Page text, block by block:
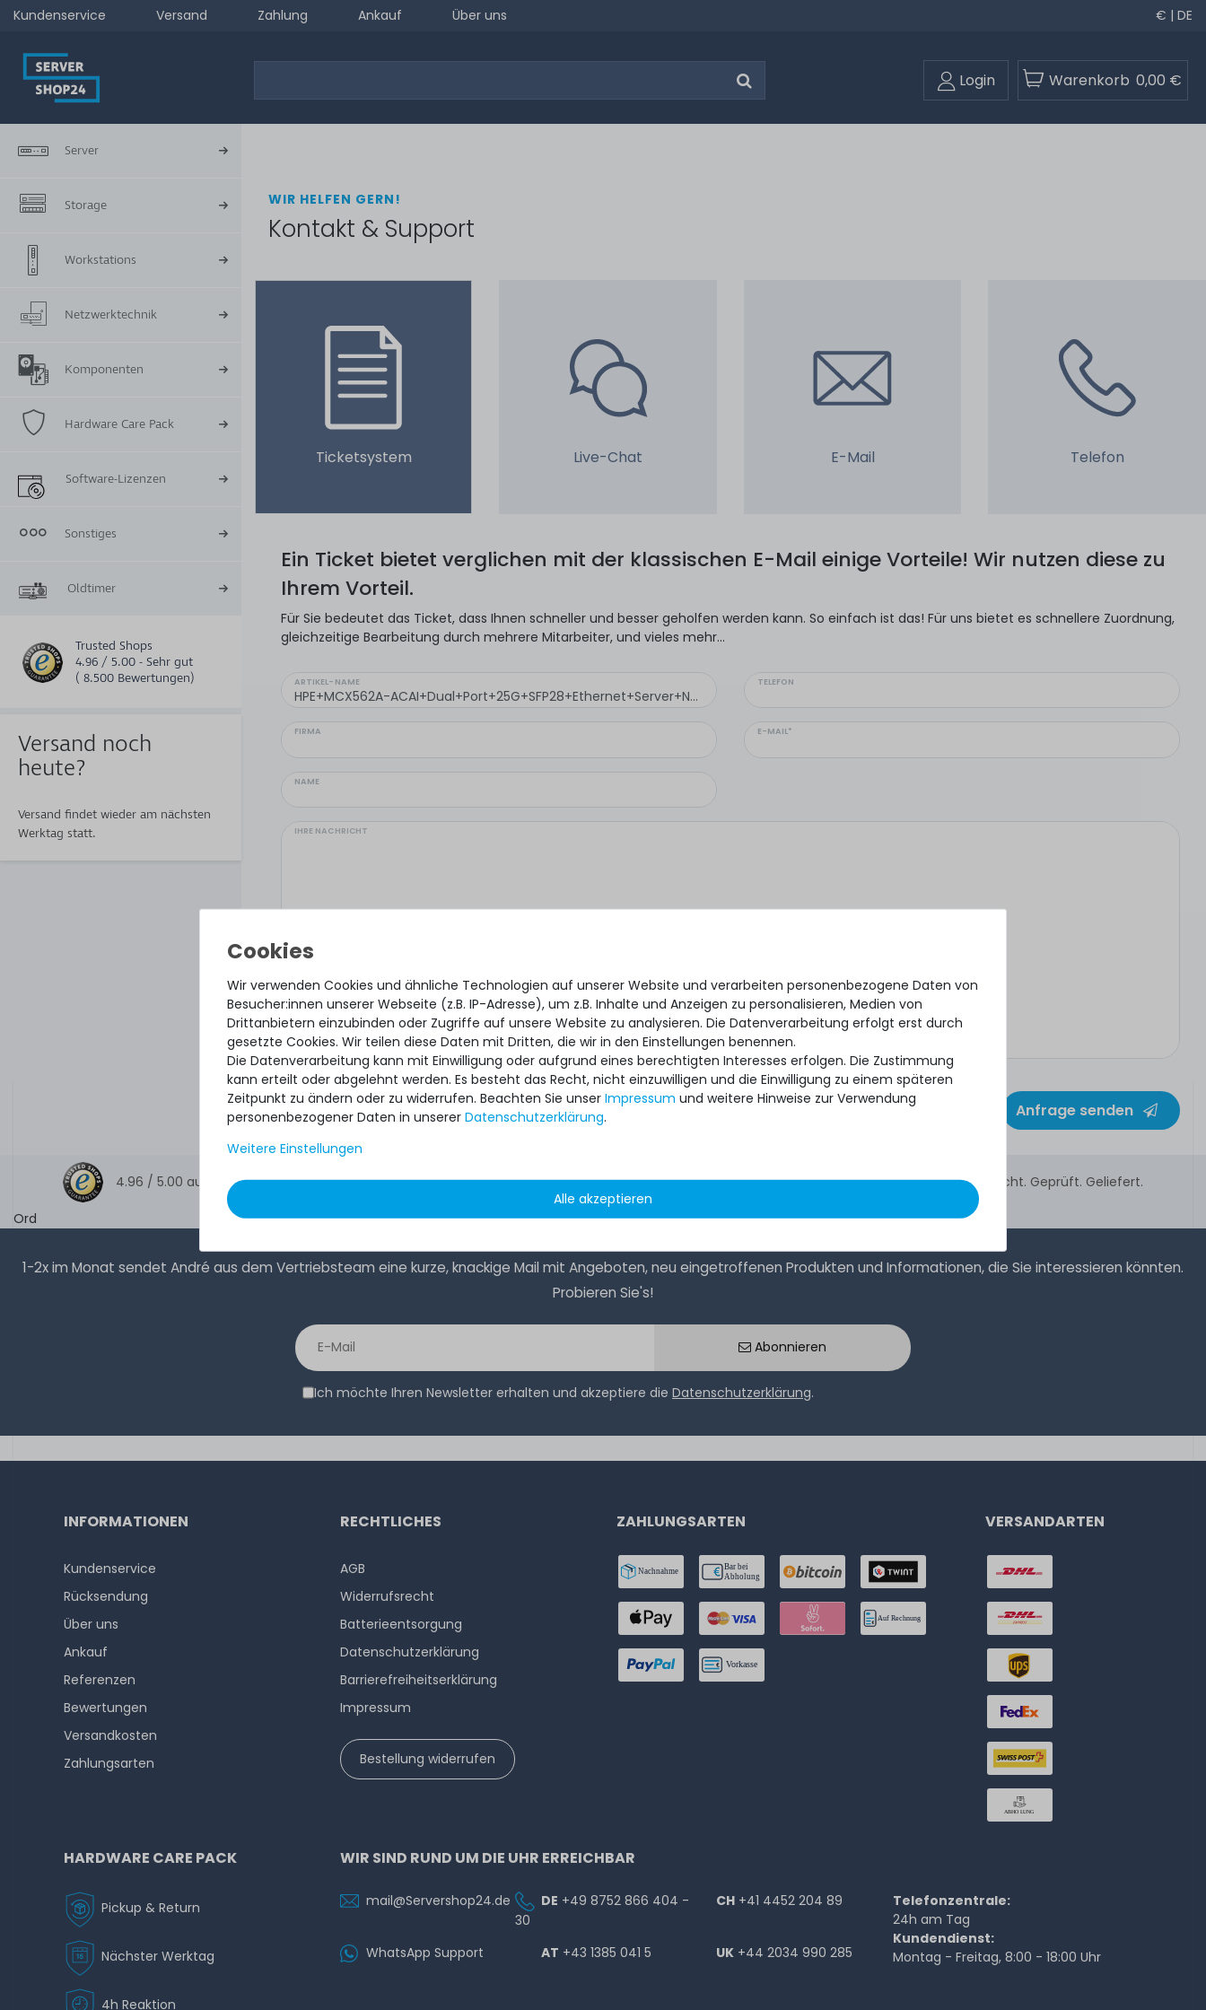
Kundenservice Versand Zahlung Ankauf Über uns € | DE
Login Warenkorb 0,00 €
Server
Storage
Workstations
Netzwerktechnik
Komponenten
Hardware Care Pack
Software-Lizenzen
Sonstiges
Oldtimer
Trusted Shops
4.96 / 5.00 - Sehr gut
( 8.500 Bewertungen)
Versand noch
heute?
Versand findet wieder am nächsten
Werktag statt.
WIR HELFEN GERN!
Kontakt & Support
Ticketsystem Live-Chat E-Mail Telefon
Ein Ticket bietet verglichen mit der klassischen E-Mail einige Vorteile! Wir nutzen diese zu
Ihrem Vorteil.
Für Sie bedeutet das Ticket, dass Ihnen schneller und besser geholfen werden kann. So einfach ist das! Für uns bietet es schnellere Zuordnung,
gleichzeitige Bearbeitung durch mehrere Mitarbeiter, und vieles mehr...
ARTIKEL-NAME
FIRMA
NAME
TELEFON
E-MAIL*
IHRE NACHRICHT
Hiermit bestätige ich, dass ich dieDaten­schutz­erklärunggelesen habe.*
Anfrage senden
4.96 / 5.00 aus 8.500Bewertungen Gebraucht. Geprüft. Geliefert.
Ord
1-2x im Monat sendet André aus dem Vertriebsteam eine kurze, knackige Mail mit Angeboten, neu eingetroffenen Produkten und Informationen, die Sie interessieren könnten.
Probieren Sie's!
Abonnieren
Ich möchte Ihren Newsletter erhalten und akzeptiere die Datenschutzerklärung.
Wir verwenden Cookies und ähnliche Technologien auf unserer Website und verarbeiten personenbezogene Daten von
Besucher:innen unserer Webseite (z.B. IP-Adresse), um z.B. Inhalte und Anzeigen zu personalisieren, Medien von
Drittanbietern einzubinden oder Zugriffe auf unsere Website zu analysieren. Die Datenverarbeitung erfolgt erst durch
gesetzte Cookies. Wir teilen diese Daten mit Dritten, die wir in den Einstellungen benennen.
Die Datenverarbeitung kann mit Einwilligung oder aufgrund eines berechtigten Interesses erfolgen. Die Zustimmung
kann erteilt oder abgelehnt werden. Es besteht das Recht, nicht einzuwilligen und die Einwilligung zu einem späteren
Zeitpunkt zu ändern oder zu widerrufen. Beachten Sie unser Impressum und weitere Hinweise zur Verwendung
personenbezogener Daten in unserer Daten­schutz­erklärung.
Weitere Einstellungen
Alle akzeptieren
INFORMATIONEN
Kundenservice
Rücksendung
Über uns
Ankauf
Referenzen
Bewertungen
Versandkosten
Zahlungsarten
RECHTLICHES
AGB
Widerrufs­recht
Batterieentsorgung
Datenschutzerklärung
Barrierefreiheitserklärung
Impressum
Bestellung widerrufen
ZAHLUNGSARTEN VERSANDARTEN
HARDWARE CARE PACK
Pickup & Return
Nächster Werktag
4h Reaktion
WIR SIND RUND UM DIE UHR ERREICHBAR
mail@Servershop24.de DE +49 8752 866 404 -
30
CH +41 4452 204 89
WhatsApp Support AT +43 1385 041 5 UK +44 2034 990 285
Telefonzentrale:
24h am Tag
Kundendienst:
Montag - Freitag, 8:00 - 18:00 Uhr